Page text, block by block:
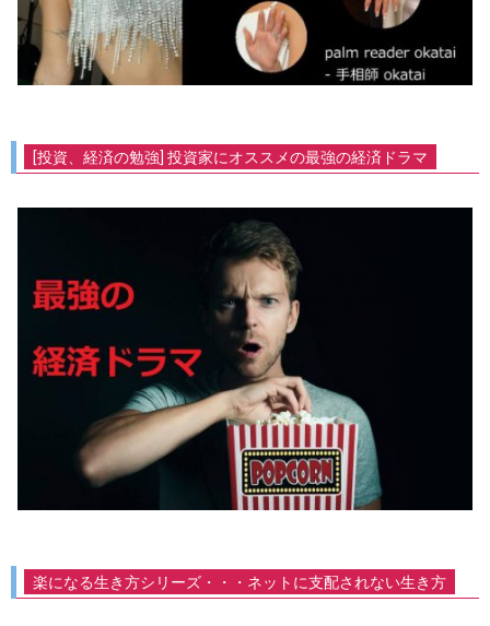
[投資、経済の勉強] 投資家にオススメの最強の経済ドラマ
楽になる生き方シリーズ・・・ネットに支配されない生き方